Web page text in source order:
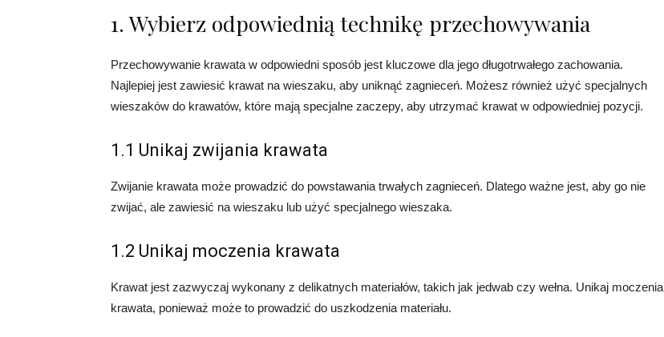
1. Wybierz odpowiednią technikę przechowywania
Przechowywanie krawata w odpowiedni sposób jest kluczowe dla jego długotrwałego zachowania.
Najlepiej jest zawiesić krawat na wieszaku, aby uniknąć zagnieceń. Możesz również użyć specjalnych
wieszaków do krawatów, które mają specjalne zaczepy, aby utrzymać krawat w odpowiedniej pozycji.
1.1 Unikaj zwijania krawata
Zwijanie krawata może prowadzić do powstawania trwałych zagnieceń. Dlatego ważne jest, aby go nie
zwijać, ale zawiesić na wieszaku lub użyć specjalnego wieszaka.
1.2 Unikaj moczenia krawata
Krawat jest zazwyczaj wykonany z delikatnych materiałów, takich jak jedwab czy wełna. Unikaj moczenia
krawata, ponieważ może to prowadzić do uszkodzenia materiału.